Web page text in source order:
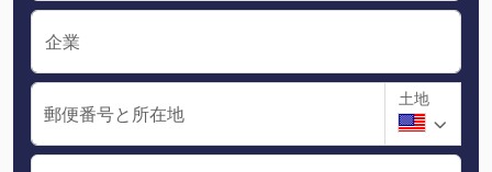
企業
郵便番号と所在地
土地